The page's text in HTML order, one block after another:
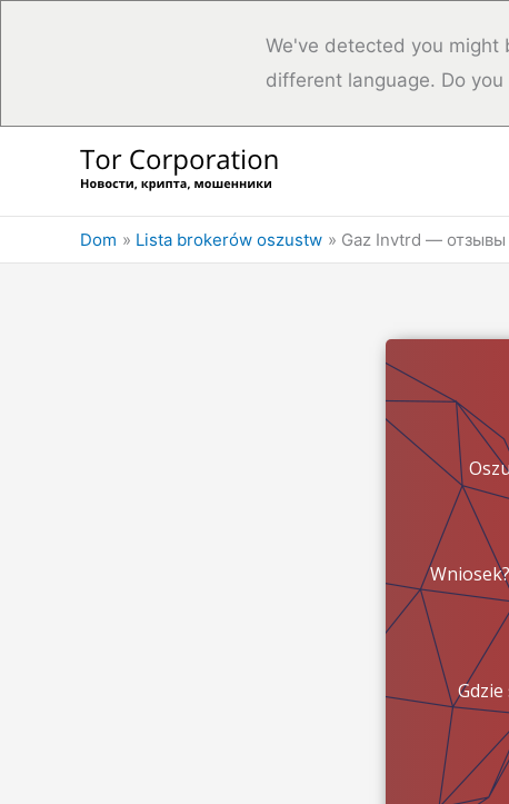
We've detected you might
different language. Do
Dom Lista brokerów oszustw Gaz Invtrd —
Wniosek?
Gdzie